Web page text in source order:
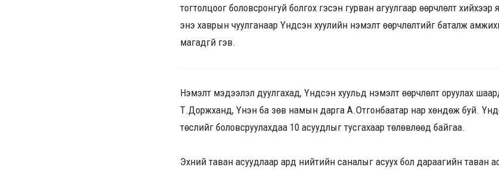
тогтолцоог боловсронгуй болгох гэсэн гурван агуулгаар өөрчлөлт
энэ хаврын чуулганаар Үндсэн хуулийн нэмэлт өөрчлөлтийг баталж
магадгүй гэв.
Нэмэлт мэдээлэл дуулгахад, Үндсэн хуульд нэмэлт өөрчлөлт оруулах
Т.Доржханд, Үнэн ба зөв намын дарга А.Отгонбаатар нар хөндөж буй.
төслийг боловсруулахдаа 10 асуудлыг тусгахаар төлөвлөөд байгаа.
Эхний таван асуудлаар ард нийтийн саналыг асуух бол дараагийн таван